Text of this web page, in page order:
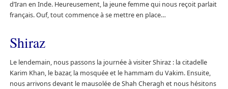
d’Iran en Inde. Heureusement, la jeune femme qui nous reçoit parlait
français. Ouf, tout commence à se mettre en place…
Shiraz
Le lendemain, nous passons la journée à visiter Shiraz : la citadelle
Karim Khan, le bazar, la mosquée et le hammam du Vakim. Ensuite,
nous arrivons devant le mausolée de Shah Cheragh et nous hésitons